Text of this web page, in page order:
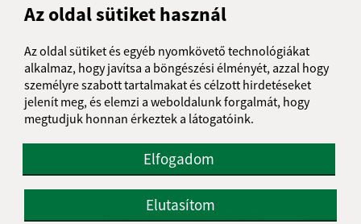
Az oldal sütiket használ
Az oldal sütiket és egyéb nyomkövető technológiákat
alkalmaz, hogy javítsa a böngészési élményét, azzal hogy
személyre szabott tartalmakat és célzott hirdetéseket
jelenít meg, és elemzi a weboldalunk forgalmát, hogy
megtudjuk honnan érkeztek a látogatóink.
Elfogadom
Elutasítom
Hozzáférhetőségi nyilatkozat